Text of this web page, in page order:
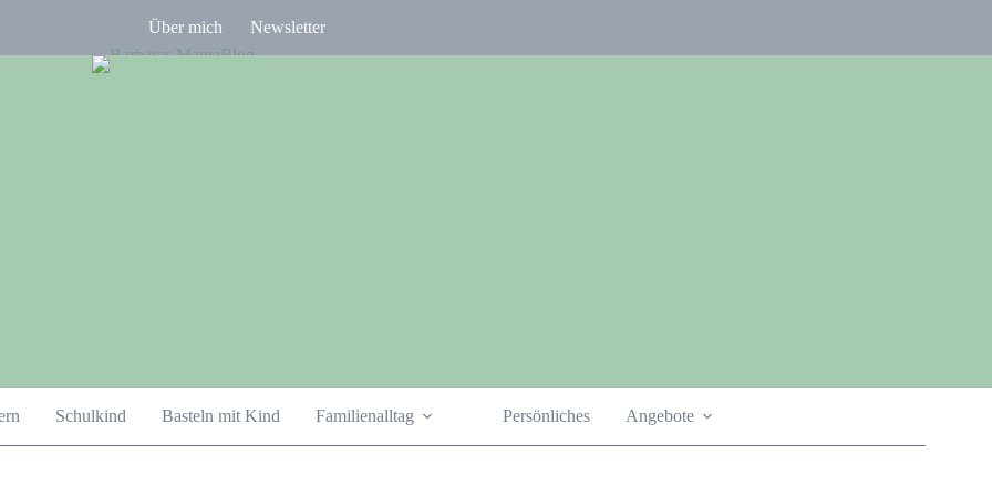
Über mich Newsletter
Schulkind Basteln mit Kind Familienalltag Persönliches Angebote